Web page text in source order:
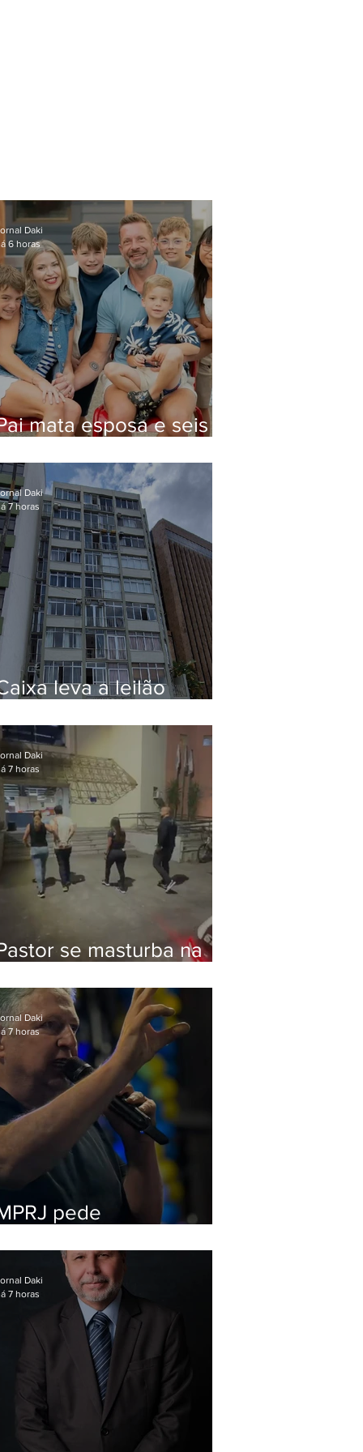
mata esposa e seis
Daki
6 horas
leva a leilão
em Botafogo
Daki
7 horas
se masturba na
na Zona Oeste
Daki
7 horas
pede
Daki
7 horas
Daki
7 horas